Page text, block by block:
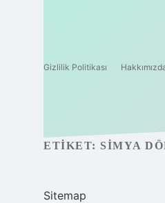
Gizlilik Politikası
ETIKET: SIMYA
Sitemap